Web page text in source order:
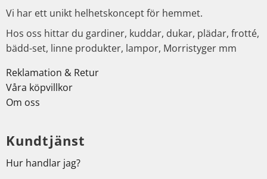
Vi har ett unikt helhetskoncept för hemmet.
Hos oss hittar du gardiner, kuddar, dukar, plädar, frotté,
bädd-set, linne produkter, lampor, Morristyger mm
Reklamation & Retur
Våra köpvillkor
Om oss
Kundtjänst
Hur handlar jag?